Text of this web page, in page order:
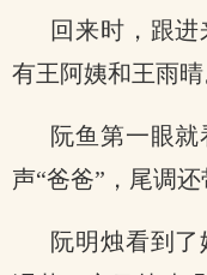
回来时，跟
有王阿姨和王雨晴
阮鱼第一眼
声“爸爸”，尾调还
阮明烛看到